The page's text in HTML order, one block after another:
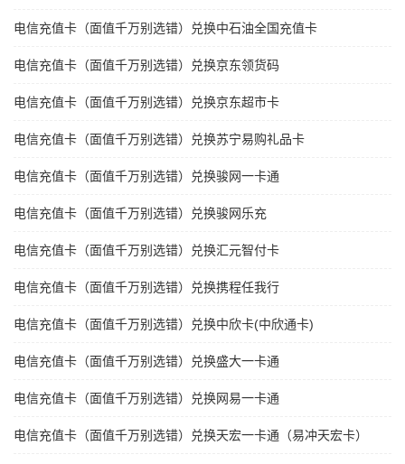
电信充值卡（面值千万别选错）兑换中石油全国充值卡
电信充值卡（面值千万别选错）兑换京东领货码
电信充值卡（面值千万别选错）兑换京东超市卡
电信充值卡（面值千万别选错）兑换苏宁易购礼品卡
电信充值卡（面值千万别选错）兑换骏网一卡通
电信充值卡（面值千万别选错）兑换骏网乐充
电信充值卡（面值千万别选错）兑换汇元智付卡
电信充值卡（面值千万别选错）兑换携程任我行
电信充值卡（面值千万别选错）兑换中欣卡(中欣通卡)
电信充值卡（面值千万别选错）兑换盛大一卡通
电信充值卡（面值千万别选错）兑换网易一卡通
电信充值卡（面值千万别选错）兑换天宏一卡通（易冲天宏卡）